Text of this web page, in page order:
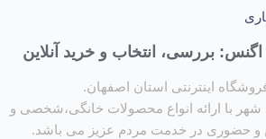
بررسی، انتخاب و خرید آنلاین
اینترنتی استان اصفهان.
ارائه انواع محصولات خانگی،شخصی و
در خدمت مردم عزیز می باشد.